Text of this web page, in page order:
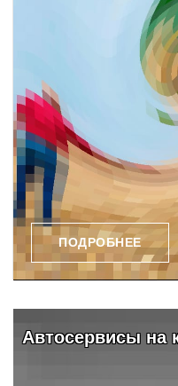
ПОДРОБНЕЕ
Видео и обзоры